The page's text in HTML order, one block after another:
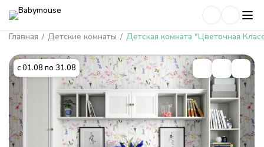
Главная / Детские комнаты / Детская комната "Цветочная
с 01.08 по 31.08